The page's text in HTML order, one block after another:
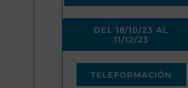
DEL 18/10/23 AL
11/12/23
TELEFORMACIÓN